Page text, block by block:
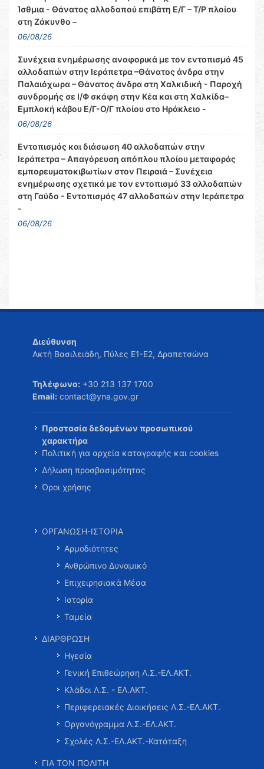
Ίσθμια - Θάνατος αλλοδαπού επιβάτη Ε/Γ – Τ/Ρ πλοίου
στη Ζάκυνθο –
06/08/26
Συνέχεια ενημέρωσης αναφορικά με τον εντοπισμό 45
αλλοδαπών στην Ιεράπετρα –Θάνατος άνδρα στην
Παλαιόχωρα – Θάνατος άνδρα στη Χαλκιδική - Παροχή
συνδρομής σε Ι/Φ σκάφη στην Κέα και στη Χαλκίδα–
Εμπλοκή κάβου Ε/Γ-Ο/Γ πλοίου στο Ηράκλειο -
06/08/26
Εντοπισμός και διάσωση 40 αλλοδαπών στην
Ιεράπετρα – Απαγόρευση απόπλου πλοίου μεταφοράς
εμπορευματοκιβωτίων στον Πειραιά – Συνέχεια
ενημέρωσης σχετικά με τον εντοπισμό 33 αλλοδαπών
στη Γαύδο - Εντοπισμός 47 αλλοδαπών στην Ιεράπετρα
-
06/08/26
Διεύθυνση
Ακτή Βασιλειάδη, Πύλες Ε1-Ε2, Δραπετσώνα
Τηλέφωνο: +30 213 137 1700
Email: contact@yna.gov.gr
Προστασία δεδομένων προσωπικού
χαρακτήρα
Πολιτική για αρχεία καταγραφής και cookies
Δήλωση προσβασιμότητας
Όροι χρήσης
ΟΡΓΑΝΩΣΗ-ΙΣΤΟΡΙΑ
Αρμοδιότητες
Ανθρώπινο Δυναμικό
Επιχειρησιακά Μέσα
Ιστορία
Ταμεία
ΔΙΑΡΘΡΩΣΗ
Ηγεσία
Γενική Επιθεώρηση Λ.Σ.-ΕΛ.ΑΚΤ.
Κλάδοι Λ.Σ. - ΕΛ.ΑΚΤ.
Περιφερειακές Διοικήσεις Λ.Σ.-ΕΛ.ΑΚΤ.
Οργανόγραμμα Λ.Σ.-ΕΛ.ΑΚΤ.
Σχολές Λ.Σ.-ΕΛ.ΑΚΤ.-Κατάταξη
ΓΙΑ ΤΟΝ ΠΟΛΙΤΗ